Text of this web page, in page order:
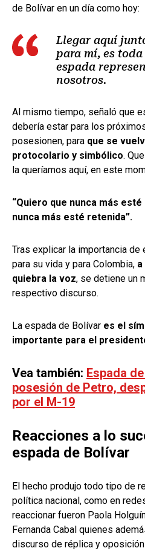
de Bolívar en un día como hoy:
Llegar aquí
para mí, es
espada
nosotros.
Al mismo tiempo, señaló que
debería estar para los
posesionen, para que se
protocolario y simbólico.
la queríamos aquí, en este
“Quiero que nunca más
nunca más esté retenida”.
Tras explicar la importancia
para su vida y para Colombia,
quiebra la voz, se detiene un
respectivo discurso.
La espada de Bolívar es el
importante para el
Vea también: Espada
posesión de Petro,
por el M-19
Reacciones a lo
espada de Bolívar
El hecho produjo todo tipo de
política nacional, como en
reaccionar fueron Paola
Fernanda Cabal quienes
discurso de réplica y